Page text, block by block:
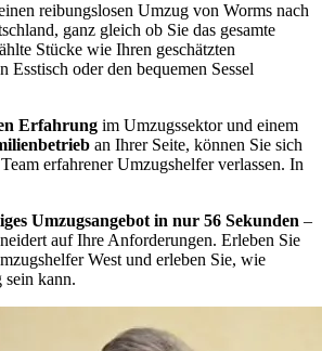
reibungslosen Umzug von Worms nach
ganz gleich ob Sie das gesamte
Stücke wie Ihren geschätzten
Esstisch oder den bequemen Sessel
Erfahrung im Umzugssektor und einem
an Ihrer Seite, können Sie sich
erfahrener Umzugshelfer verlassen. In
Umzugsangebot in nur 56 Sekunden –
auf Ihre Anforderungen. Erleben Sie
West und erleben Sie, wie
kann.